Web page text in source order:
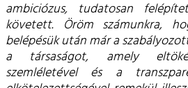
ambiciózus, tudatosan
követett. Öröm számunkra,
belépésük után már a
a társaságot, amely
szemléletével és a